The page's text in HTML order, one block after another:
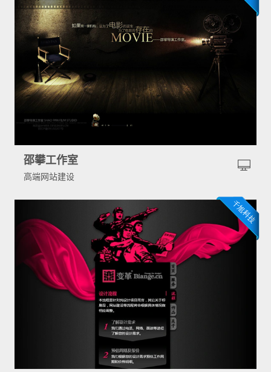
邵攀工作室
高端网站建设